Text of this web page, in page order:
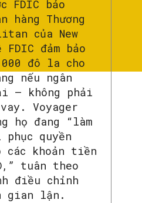
FDIC bảo
hàng Thương
của New
đảm bảo
đô la cho
nếu ngân
– không phải
Voyager
họ đang “làm
quyền
các khoản tiền
tuân theo
điều chỉnh
gian lận.